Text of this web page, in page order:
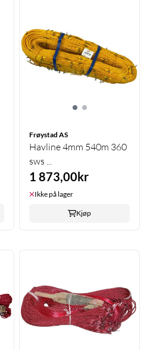
5 mulige
Frøystad AS
Havline 4mm 540m 360
sws ...
1 873,00kr
Ikke på lager
Kjøp